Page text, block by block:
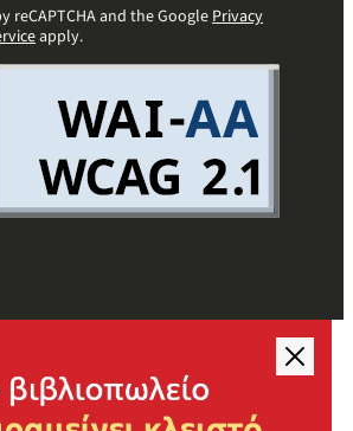
reCAPTCHA and the GooglePrivacy
apply.